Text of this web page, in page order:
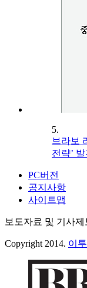
5.
브라보
전략’
PC버전
공지사항
사이트맵
보도자료 및 기사제
Copyright 2014. 이